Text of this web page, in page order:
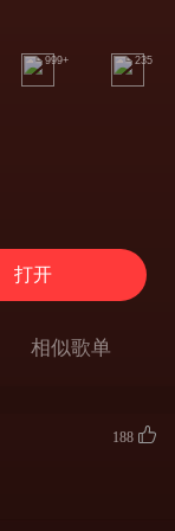
999+ 235
打开
相似歌单
188